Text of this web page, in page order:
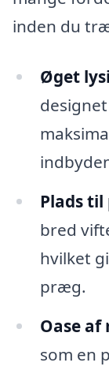
inden du
Øget
Plads
bred
hvilket
præg.
Oase af
som en